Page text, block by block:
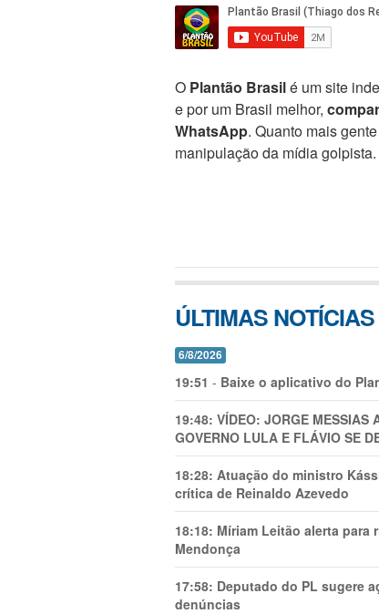
O Plantão Brasilé um site
e por um Brasil melhor,
WhatsApp. Quanto mais
manipulação da mídia golpista.
ÚLTIMAS NOTÍCIAS
6/8/2026
19:51 - Baixe o aplicativo do
19:48: VÍDEO: JORGE MESSIAS
GOVERNO LULA E FLÁVIO SE
18:28: Atuação do ministro
crítica de Reinaldo Azevedo
18:18: Míriam Leitão alerta
Mendonça
17:58: Deputado do PL sugere
denúncias